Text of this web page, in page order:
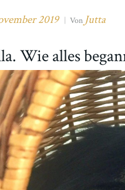
2019 | Von Jutta
Wie alles